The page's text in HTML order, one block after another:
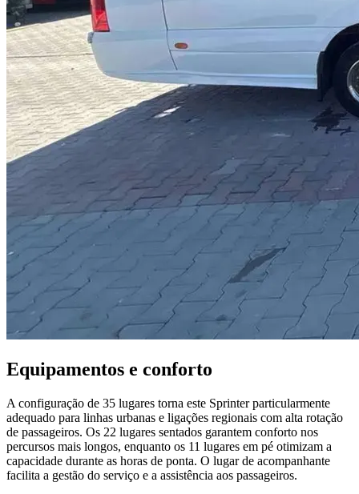
Equipamentos e conforto
A configuração de 35 lugares torna este Sprinter particularmente
adequado para linhas urbanas e ligações regionais com alta rotação
de passageiros. Os 22 lugares sentados garantem conforto nos
percursos mais longos, enquanto os 11 lugares em pé otimizam a
capacidade durante as horas de ponta. O lugar de acompanhante
facilita a gestão do serviço e a assistência aos passageiros.